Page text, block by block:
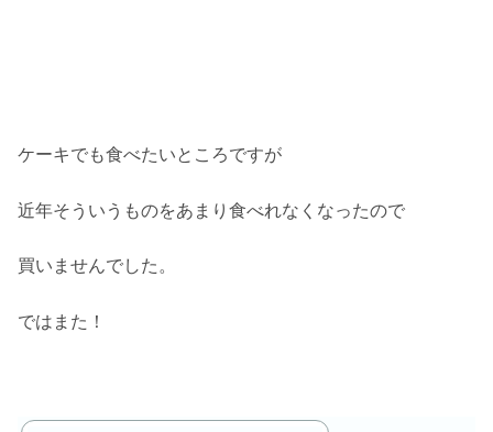
ケーキでも食べたいところですが
近年そういうものをあまり食べれなくなったので
買いませんでした。
ではまた！